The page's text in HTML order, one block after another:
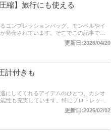
縮】旅行にも使える
コンプレッションバッグ。モンベルやイ
発売されています。そこでこの記事で
における最新人気ランキングなどを紹介
更新日:2026/04/20
計付きも
にしてくれるアイテムのひとつ。カシオ
性も充実しています。特にプロトレック
紹介します。釣りに特化した専用モデルや
れ筋人気ランキングもあるので、口コミ
更新日:2026/02/02